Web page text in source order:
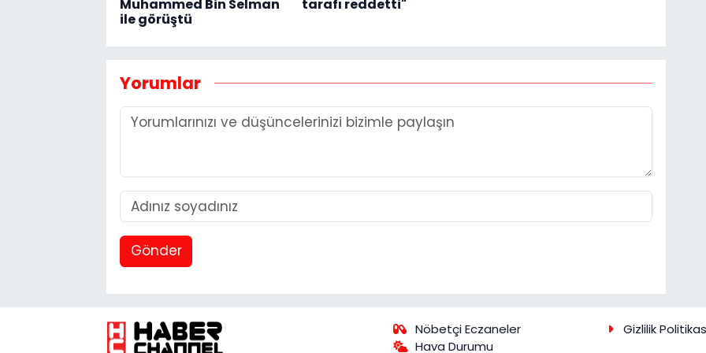
Muhammed Bin Selman
ile görüştü
tarafı reddetti"
Yorumlar
Gönder
Nöbetçi Eczaneler
Hava Durumu
Gizlilik